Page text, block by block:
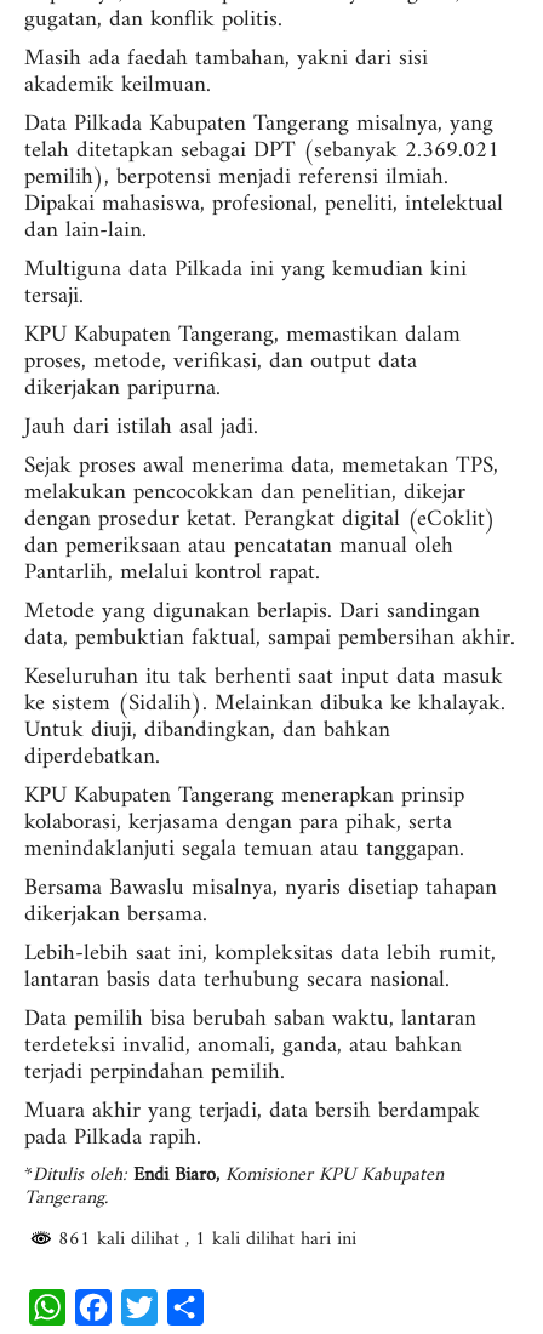
gugatan, dan konflik politis.
Masih ada faedah tambahan, yakni dari sisi
akademik keilmuan.
Data Pilkada Kabupaten Tangerang misalnya, yang
telah ditetapkan sebagai DPT (sebanyak 2.369.021
pemilih), berpotensi menjadi referensi ilmiah.
Dipakai mahasiswa, profesional, peneliti, intelektual
dan lain-lain.
Multiguna data Pilkada ini yang kemudian kini
tersaji.
KPU Kabupaten Tangerang, memastikan dalam
proses, metode, verifikasi, dan output data
dikerjakan paripurna.
Jauh dari istilah asal jadi.
Sejak proses awal menerima data, memetakan TPS,
melakukan pencocokkan dan penelitian, dikejar
dengan prosedur ketat. Perangkat digital (eCoklit)
dan pemeriksaan atau pencatatan manual oleh
Pantarlih, melalui kontrol rapat.
Metode yang digunakan berlapis. Dari sandingan
data, pembuktian faktual, sampai pembersihan akhir.
Keseluruhan itu tak berhenti saat input data masuk
ke sistem (Sidalih). Melainkan dibuka ke khalayak.
Untuk diuji, dibandingkan, dan bahkan
diperdebatkan.
KPU Kabupaten Tangerang menerapkan prinsip
kolaborasi, kerjasama dengan para pihak, serta
menindaklanjuti segala temuan atau tanggapan.
Bersama Bawaslu misalnya, nyaris disetiap tahapan
dikerjakan bersama.
Lebih-lebih saat ini, kompleksitas data lebih rumit,
lantaran basis data terhubung secara nasional.
Data pemilih bisa berubah saban waktu, lantaran
terdeteksi invalid, anomali, ganda, atau bahkan
terjadi perpindahan pemilih.
Muara akhir yang terjadi, data bersih berdampak
pada Pilkada rapih.
*Ditulis oleh:EndiBiaro,Komisioner KPU Kabupaten
Tangerang.
861 kali dilihat, 1 kali dilihat hari ini
W